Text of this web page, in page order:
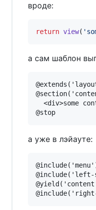
вроде:
return view( '
а сам шаблон
<div>some
@stop
а уже в лэйауте: